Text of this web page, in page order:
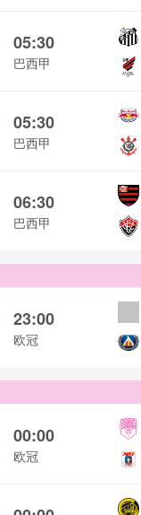
05:30
巴西甲
05:30
巴西甲
06:30
巴西甲
23:00
欧冠
00:00
欧冠